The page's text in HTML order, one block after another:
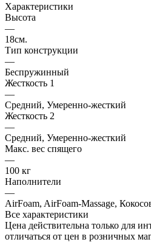
Характеристики
Высота
—
18см.
Тип конструкции
—
Беспружинный
Жесткость 1
—
Средний, Умеренно-жесткий
Жесткость 2
—
Средний, Умеренно-жесткий
Макс. вес спящего
—
100 кг
Наполнители
—
AirFoam, AirFoam-Massage,
Все характеристики
Цена действительна только для
отличаться от цен в розничных